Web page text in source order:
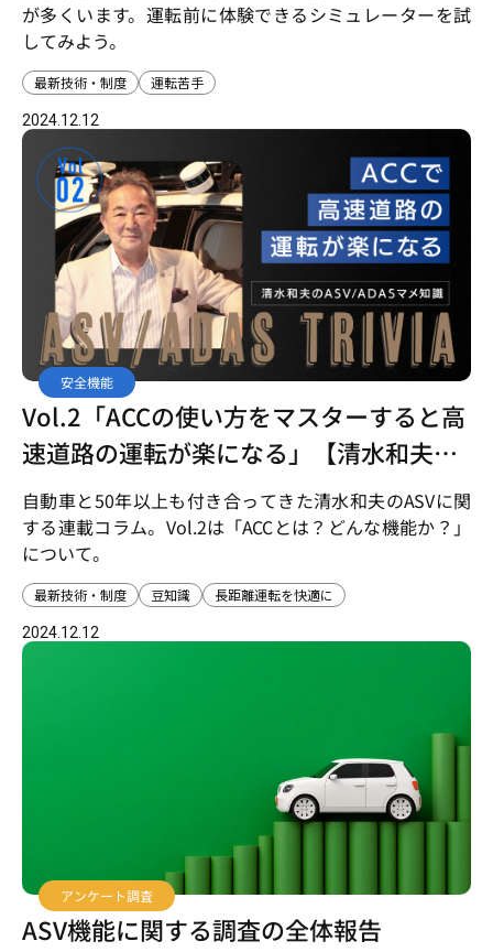
が多くいます。運転前に体験できるシミュレーターを試
してみよう。
最新技術・制度 運転苦手
2024.12.12
安全機能
Vol.2「ACCの使い方をマスターすると高
速道路の運転が楽になる」【清水和夫の
ASV/ADASマメ知識】
自動車と50年以上も付き合ってきた清水和夫のASVに関
する連載コラム。Vol.2は「ACCとは？どんな機能か？」
について。
最新技術・制度 豆知識 長距離運転を快適に
2024.12.12
アンケート調査
ASV機能に関する調査の全体報告